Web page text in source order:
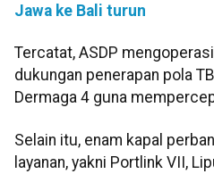
Jawa ke Bali turun
Tercatat, ASDP
dukungan penerapan pola
Dermaga 4 guna
Selain itu, enam kapal
layanan, yakni Portlink VII,